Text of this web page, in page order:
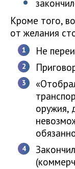
Кроме того,
от желания
Не
оружия,